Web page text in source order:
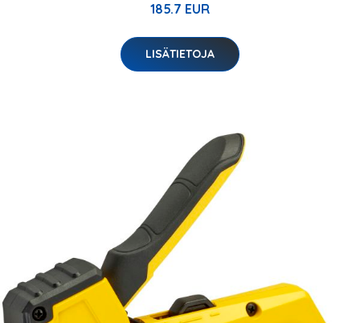
185.7 EUR
LISÄTIETOJA